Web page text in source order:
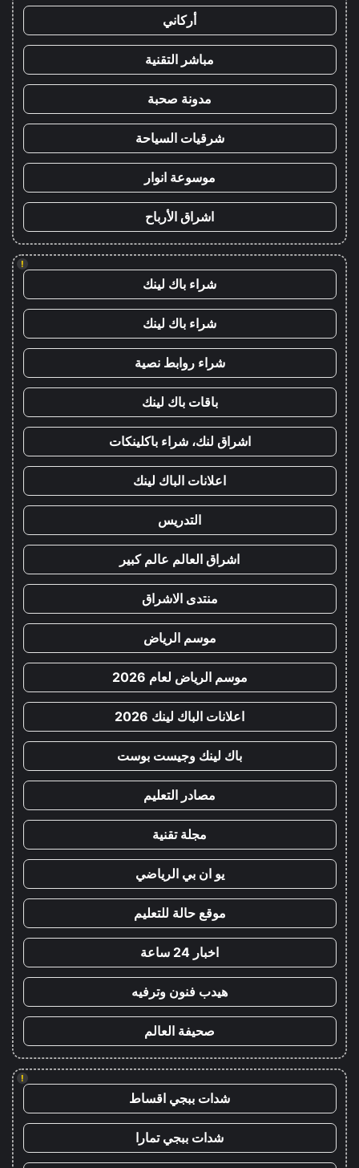
أركاني
مباشر التقنية
مدونة صحبة
شرقيات السياحة
موسوعة انوار
اشراق الأرباح
!
شراء باك لينك
شراء باك لينك
شراء روابط نصية
باقات باك لينك
اشراق لنك، شراء باكلينكات
اعلانات الباك لينك
التدريس
اشراق العالم عالم كبير
منتدى الاشراق
موسم الرياض
موسم الرياض لعام 2026
اعلانات الباك لينك 2026
باك لينك وجيست بوست
مصادر التعليم
مجلة تقنية
يو ان بي الرياضي
موقع حالة للتعليم
اخبار 24 ساعة
هيدب فنون وترفيه
صحيفة العالم
!
شدات ببجي اقساط
شدات ببجي تمارا